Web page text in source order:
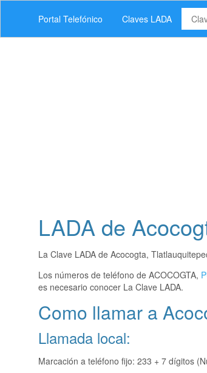
Portal Telefónico Claves LADA
LADA de
La Clave LADA de Acocogta,
Los números de teléfono de ACOCOGTA,
es necesario conocer La Clave LADA.
Como llamar a
Llamada local:
Marcación a teléfono fijo: 233 + 7 dígitos